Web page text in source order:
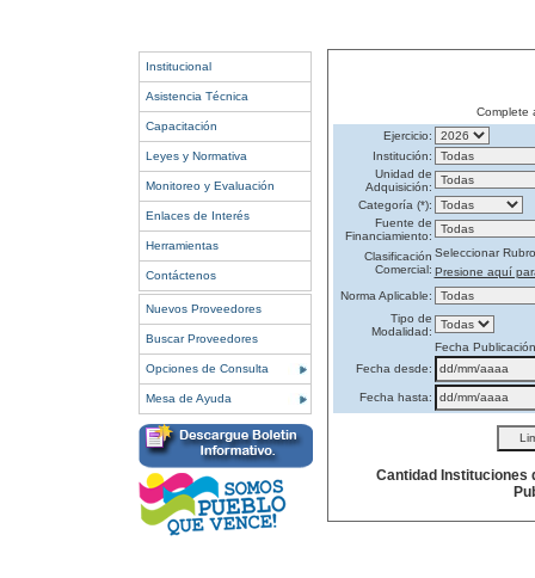
Institucional
Asistencia Técnica
Capacitación
Leyes y Normativa
Monitoreo y Evaluación
Enlaces de Interés
Herramientas
Contáctenos
Nuevos Proveedores
Buscar Proveedores
Opciones de Consulta
Mesa de Ayuda
Complete
Ejercicio:
Institución:
Unidad de
Adquisición:
Categoría (*):
Fuente de
Financiamiento:
Clasificación
Comercial:
Seleccionar Rubro
Presione aquí
Norma Aplicable:
Tipo de
Modalidad:
Fecha Publicación
Fecha desde:
Fecha hasta:
Cantidad Instituciones